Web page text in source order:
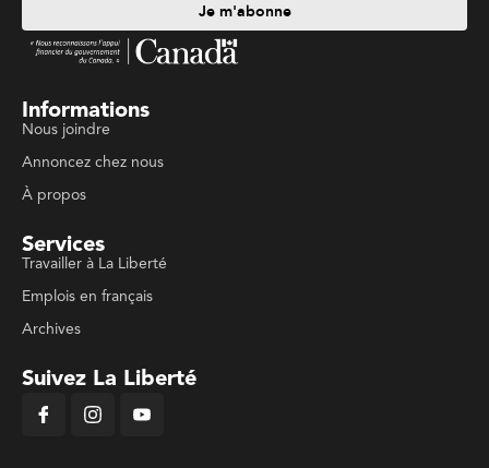
Je m'abonne
Informations
Nous joindre
Annoncez chez nous
À propos
Services
Travailler à La Liberté
Emplois en français
Archives
Suivez La Liberté